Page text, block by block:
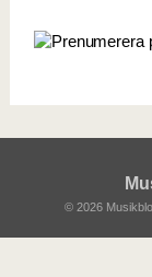
© 2026